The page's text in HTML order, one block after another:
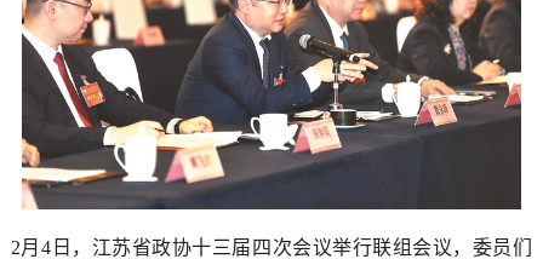
2月4日，江苏省政协十三届四次会议举行联组会议，委员们